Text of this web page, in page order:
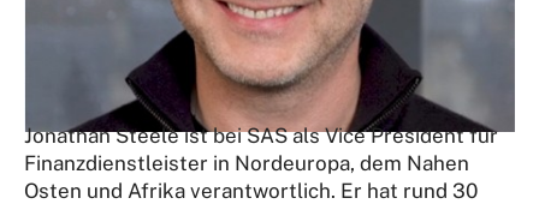
Jonathan Steele ist bei SAS als Vice President für
Finanzdienstleister in Nordeuropa, dem Nahen
Osten und Afrika verantwortlich. Er hat rund 30